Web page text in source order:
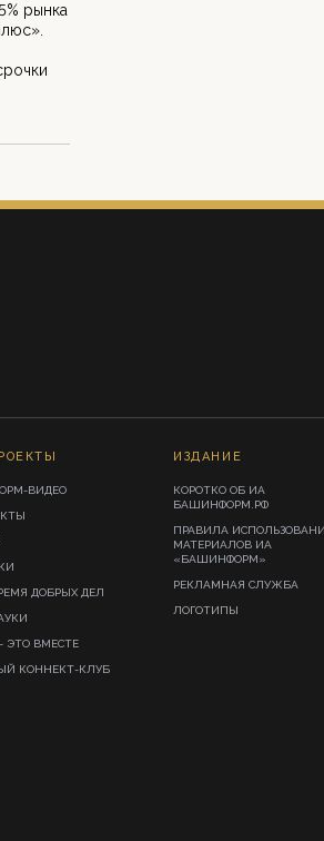
рынка
ВИДЕО
ДОБРЫХ ДЕЛ
ЭТО ВМЕСТЕ
КОННЕКТ-КЛУБ
ИЗДАНИЕ
КОРОТКО ОБ ИА
БАШИНФОРМ.РФ
ПРАВИЛА
МАТЕРИАЛОВ ИА
«БАШИНФОРМ»
РЕКЛАМНАЯ СЛУЖБА
ЛОГОТИПЫ